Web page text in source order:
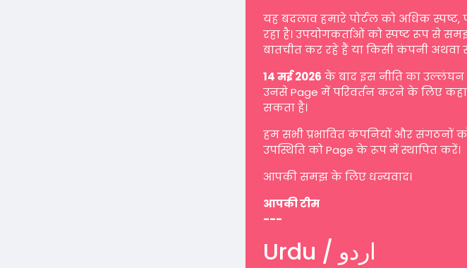
यह बदलाव हमारे पोर्टल को अधिक स्पष्ट,
रहा है। उपयोगकर्ताओं को स्पष्ट रूप से
बातचीत कर रहे हैं या किसी कंपनी अथवा
14 मई 2026 के बाद इस नीति का
उनसे Page में परिवर्तन करने के लिए कहा
सकता है।
हम सभी प्रभावित कंपनियों और संगठनों
उपस्थिति को Page के रूप में स्थापित करें।
आपकी समझ के लिए धन्यवाद।
आपकी टीम
---
Urdu / اردو